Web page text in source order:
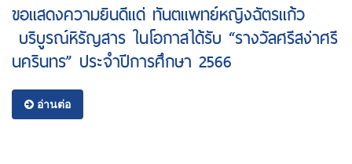
ขอแสดงความยินดีแด่ ทันตแพทย์หญิงฉัตรแก้ว
บริบูรณ์หิรัญสาร ในโอกาสได้รับ “รางวัลศรีสง่าศรี
นครินทร” ประจำปีการศึกษา 2566
อ่านต่อ